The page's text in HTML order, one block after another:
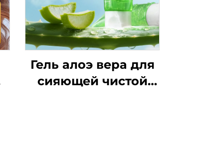
Гель алоэ вера для
сияющей чистой